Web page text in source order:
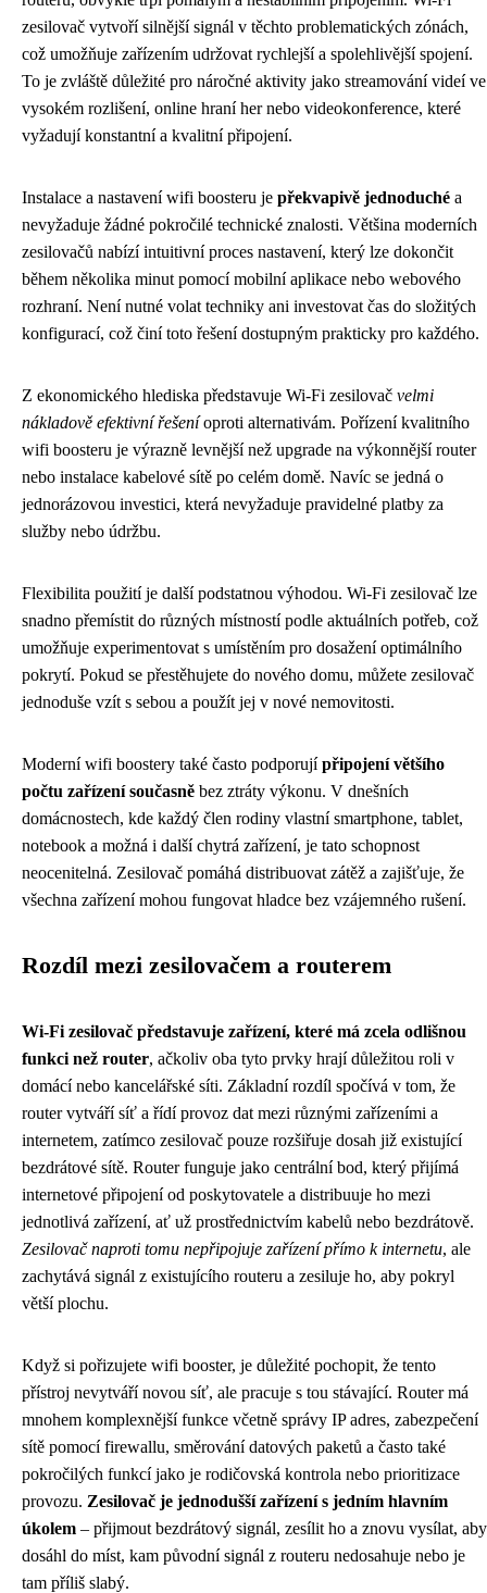
zesilovač vytvoří silnější signál v těchto problematických zónách,
což umožňuje zařízením udržovat rychlejší a spolehlivější spojení.
To je zvláště důležité pro náročné aktivity jako streamování videí ve
vysokém rozlišení, online hraní her nebo videokonference, které
vyžadují konstantní a kvalitní připojení.
Instalace a nastavení wifi boosteru je překvapivě jednoduché a
nevyžaduje žádné pokročilé technické znalosti. Většina moderních
zesilovačů nabízí intuitivní proces nastavení, který lze dokončit
během několika minut pomocí mobilní aplikace nebo webového
rozhraní. Není nutné volat techniky ani investovat čas do složitých
konfigurací, což činí toto řešení dostupným prakticky pro každého.
Z ekonomického hlediska představuje Wi-Fi zesilovač velmi
nákladově efektivní řešeníoproti alternativám. Pořízení kvalitního
wifi boosteru je výrazně levnější než upgrade na výkonnější router
nebo instalace kabelové sítě po celém domě. Navíc se jedná o
jednorázovou investici, která nevyžaduje pravidelné platby za
služby nebo údržbu.
Flexibilita použití je další podstatnou výhodou. Wi-Fi zesilovač lze
snadno přemístit do různých místností podle aktuálních potřeb, což
umožňuje experimentovat s umístěním pro dosažení optimálního
pokrytí. Pokud se přestěhujete do nového domu, můžete zesilovač
jednoduše vzít s sebou a použít jej v nové nemovitosti.
Moderní wifi boostery také často podporujípřipojení většího
počtu zařízení současně bez ztráty výkonu. V dnešních
domácnostech, kde každý člen rodiny vlastní smartphone, tablet,
notebook a možná i další chytrá zařízení, je tato schopnost
neocenitelná. Zesilovač pomáhá distribuovat zátěž a zajišťuje, že
všechna zařízení mohou fungovat hladce bez vzájemného rušení.
Rozdíl mezi zesilovačem a routerem
Wi-Fi zesilovač představuje zařízení, které má zcela odlišnou
funkci než router, ačkoliv oba tyto prvky hrají důležitou roli v
domácí nebo kancelářské síti. Základní rozdíl spočívá v tom, že
router vytváří síť a řídí provoz dat mezi různými zařízeními a
internetem, zatímco zesilovač pouze rozšiřuje dosah již existující
bezdrátové sítě. Router funguje jako centrální bod, který přijímá
internetové připojení od poskytovatele a distribuuje ho mezi
jednotlivá zařízení, ať už prostřednictvím kabelů nebo bezdrátově.
Zesilovač naproti tomu nepřipojuje zařízení přímo k internetu, ale
zachytává signál z existujícího routeru a zesiluje ho, aby pokryl
větší plochu.
Když si pořizujete wifi booster, je důležité pochopit, že tento
přístroj nevytváří novou síť, ale pracuje s tou stávající. Router má
mnohem komplexnější funkce včetně správy IP adres, zabezpečení
sítě pomocí firewallu, směrování datových paketů a často také
pokročilých funkcí jako je rodičovská kontrola nebo prioritizace
provozu. Zesilovač je jednodušší zařízení s jedním hlavním
úkolem – přijmout bezdrátový signál, zesílit ho a znovu vysílat, aby
dosáhl do míst, kam původní signál z routeru nedosahuje nebo je
tam příliš slabý.